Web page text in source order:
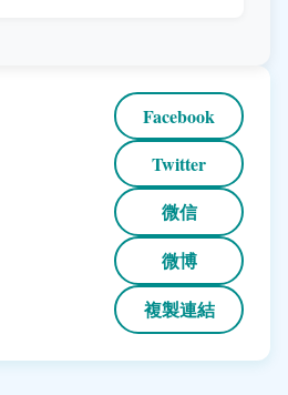
Facebook
Twitter
微信
微博
複製連結